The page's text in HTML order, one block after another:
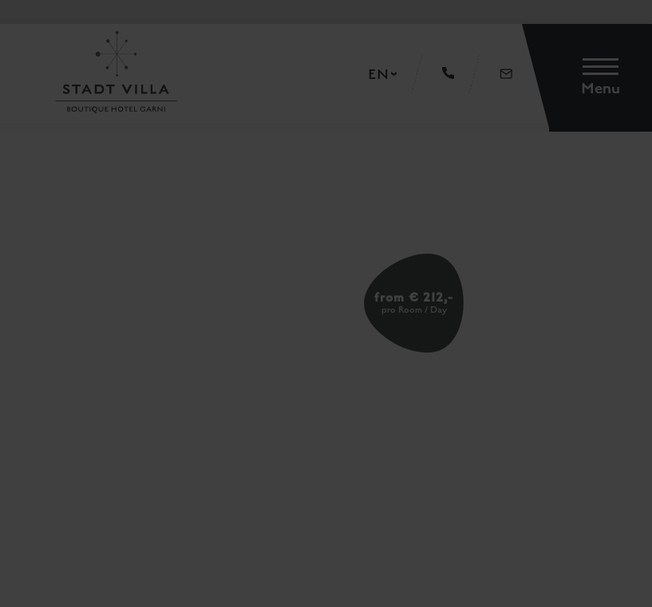
EN
Menu
pro Room / Day
from € 212,-